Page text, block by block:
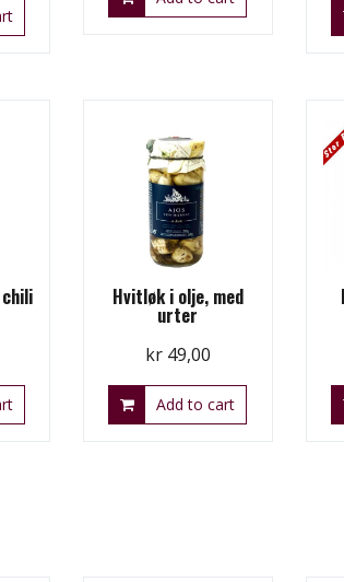
Hvitløk i olje, med
urter
kr49,00
Add to cart